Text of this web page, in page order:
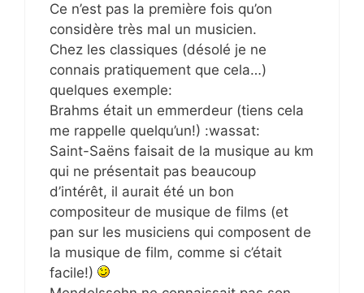
Ce n’est pas la première fois qu’on
considère très mal un musicien.
Chez les classiques (désolé je ne
connais pratiquement que cela…)
quelques exemple:
Brahms était un emmerdeur (tiens cela
me rappelle quelqu’un!) :wassat:
Saint-Saëns faisait de la musique au km
qui ne présentait pas beaucoup
d’intérêt, il aurait été un bon
compositeur de musique de films (et
pan sur les musiciens qui composent de
la musique de film, comme si c’était
facile!)